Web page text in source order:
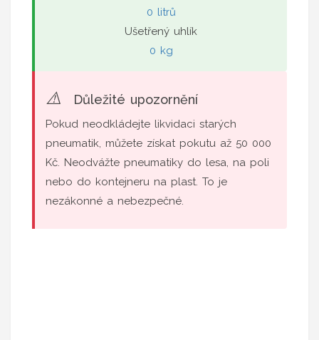
0 litrů
Ušetřený uhlík
0 kg
⚠️ Důležité upozornění
Pokud neodkládejte likvidaci starých
pneumatik, můžete získat pokutu až 50 000
Kč. Neodvážte pneumatiky do lesa, na poli
nebo do kontejneru na plast. To je
nezákonné a nebezpečné.